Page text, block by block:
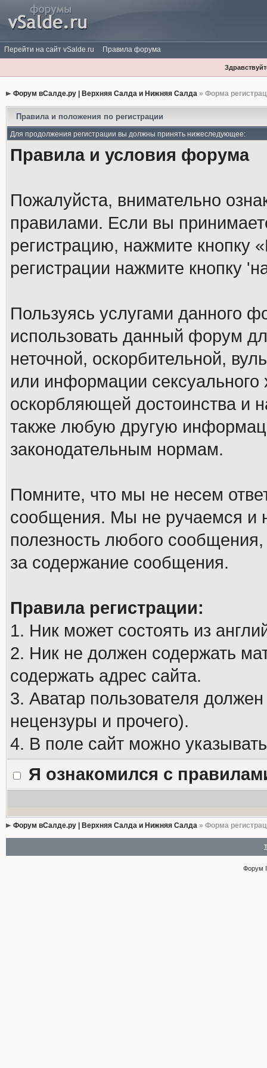
Перейти на сайт vSalde.ru Правила форума
Форум вСалде.ру | Верхняя Салда и Нижняя Салда» Форма
Правила и положения по регистрации
Для продолжения регистрации вы должны принять нижеследующее:
Правила и условия форума
Пожалуйста, внимательно
правилами. Если вы
регистрацию, нажмите кнопку
регистрации нажмите кнопку
Пользуясь услугами данного
использовать данный форум
неточной, оскорбительной,
или информации
оскорбляющей достоинства и
также любую другую
законодательным нормам.
Помните, что мы не несем
сообщения. Мы не ручаемся и
полезность любого
за содержание сообщения.
Правила регистрации:
1. Ник может состоять из
2. Ник не должен содержать
содержать адрес сайта.
3. Аватар пользователя
нецензуры и прочего).
4. В поле сайт можно
Я ознакомился с
Форум вСалде.ру | Верхняя Салда и Нижняя Салда» Форма
Форум